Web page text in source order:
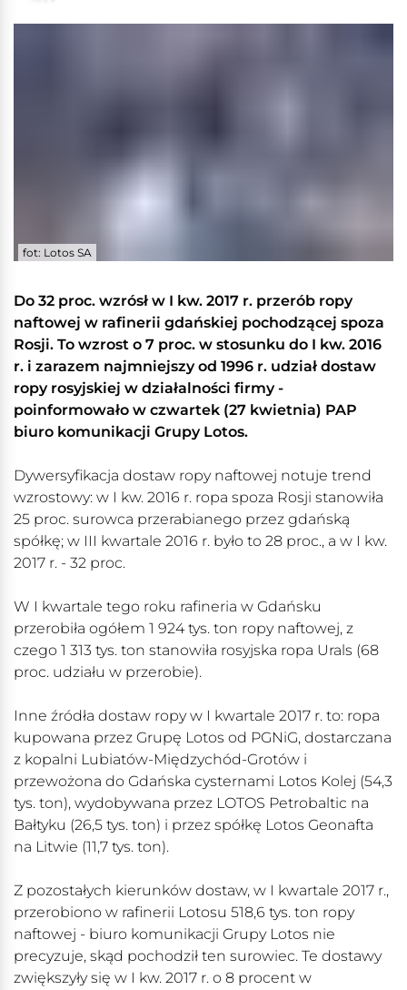
fot: Lotos SA
Do 32 proc. wzrósł w I kw. 2017 r. przerób ropy
naftowej w rafinerii gdańskiej pochodzącej spoza
Rosji. To wzrost o 7 proc. w stosunku do I kw. 2016
r. i zarazem najmniejszy od 1996 r. udział dostaw
ropy rosyjskiej w działalności firmy -
poinformowało w czwartek (27 kwietnia) PAP
biuro komunikacji Grupy Lotos.
Dywersyfikacja dostaw ropy naftowej notuje trend
wzrostowy: w I kw. 2016 r. ropa spoza Rosji stanowiła
25 proc. surowca przerabianego przez gdańską
spółkę; w III kwartale 2016 r. było to 28 proc., a w I kw.
2017 r. - 32 proc.
W I kwartale tego roku rafineria w Gdańsku
przerobiła ogółem 1 924 tys. ton ropy naftowej, z
czego 1 313 tys. ton stanowiła rosyjska ropa Urals (68
proc. udziału w przerobie).
Inne źródła dostaw ropy w I kwartale 2017 r. to: ropa
kupowana przez Grupę Lotos od PGNiG, dostarczana
z kopalni Lubiatów-Międzychód-Grotów i
przewożona do Gdańska cysternami Lotos Kolej (54,3
tys. ton), wydobywana przez LOTOS Petrobaltic na
Bałtyku (26,5 tys. ton) i przez spółkę Lotos Geonafta
na Litwie (11,7 tys. ton).
Z pozostałych kierunków dostaw, w I kwartale 2017 r.,
przerobiono w rafinerii Lotosu 518,6 tys. ton ropy
naftowej - biuro komunikacji Grupy Lotos nie
precyzuje, skąd pochodził ten surowiec. Te dostawy
zwiększyły się w I kw. 2017 r. o 8 procent w